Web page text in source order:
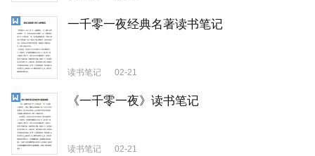
一千零一夜经典名著读书笔记
读书笔记 02-21
《一千零一夜》读书笔记
读书笔记 02-21